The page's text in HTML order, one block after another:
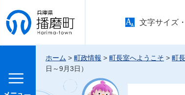
兵庫県 播
磨町
文字サイズ
メニュー
ホーム > 町政情報 > 町長室へようこそ > 町
日～9月3日）